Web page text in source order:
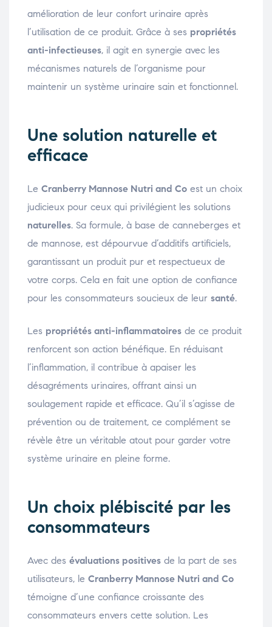
amélioration de leur confort urinaire après
l’utilisation de ce produit. Grâce à ses propriétés
anti-infectieuses, il agit en synergie avec les
mécanismes naturels de l’organisme pour
maintenir un système urinaire sain et fonctionnel.
Une solution naturelle et
efficace
Le Cranberry Mannose Nutri and Co est un choix
judicieux pour ceux qui privilégient les solutions
naturelles. Sa formule, à base de canneberges et
de mannose, est dépourvue d’additifs artificiels,
garantissant un produit pur et respectueux de
votre corps. Cela en fait une option de confiance
pour les consommateurs soucieux de leur santé.
Les propriétés anti-inflammatoires de ce produit
renforcent son action bénéfique. En réduisant
l’inflammation, il contribue à apaiser les
désagréments urinaires, offrant ainsi un
soulagement rapide et efficace. Qu’il s’agisse de
prévention ou de traitement, ce complément se
révèle être un véritable atout pour garder votre
système urinaire en pleine forme.
Un choix plébiscité par les
consommateurs
Avec des évaluations positives de la part de ses
utilisateurs, le Cranberry Mannose Nutri and Co
témoigne d’une confiance croissante des
consommateurs envers cette solution. Les